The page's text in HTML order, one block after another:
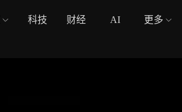
科技 财经 AI 更多